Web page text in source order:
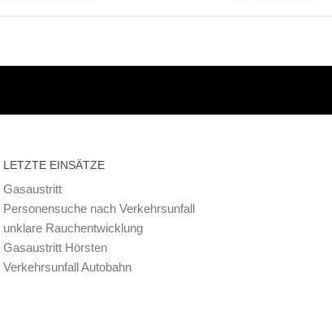
LETZTE EINSÄTZE
Gasaustritt
Personensuche nach Verkehrsunfall
unklare Rauchentwicklung
Gasaustritt Hörsten
Verkehrsunfall Autobahn